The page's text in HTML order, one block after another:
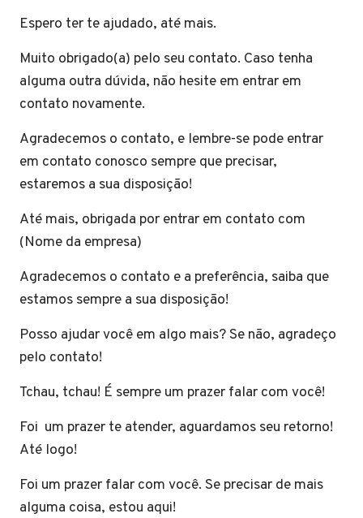
Espero ter te ajudado, até mais.
Muito obrigado(a) pelo seu contato. Caso tenha
alguma outra dúvida, não hesite em entrar em
contato novamente.
Agradecemos o contato, e lembre-se pode entrar
em contato conosco sempre que precisar,
estaremos a sua disposição!
Até mais, obrigada por entrar em contato com
(Nome da empresa)
Agradecemos o contato e a preferência, saiba que
estamos sempre a sua disposição!
Posso ajudar você em algo mais? Se não, agradeço
pelo contato!
Tchau, tchau! É sempre um prazer falar com você!
Foi um prazer te atender, aguardamos seu retorno!
Até logo!
Foi um prazer falar com você. Se precisar de mais
alguma coisa, estou aqui!